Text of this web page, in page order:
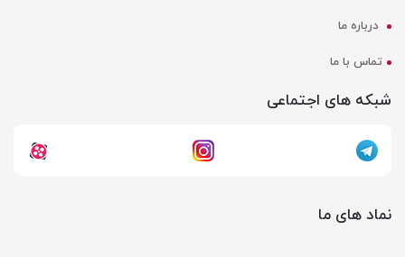
درباره ما
تماس با ما
شبکه های اجتماعی
نماد های ما